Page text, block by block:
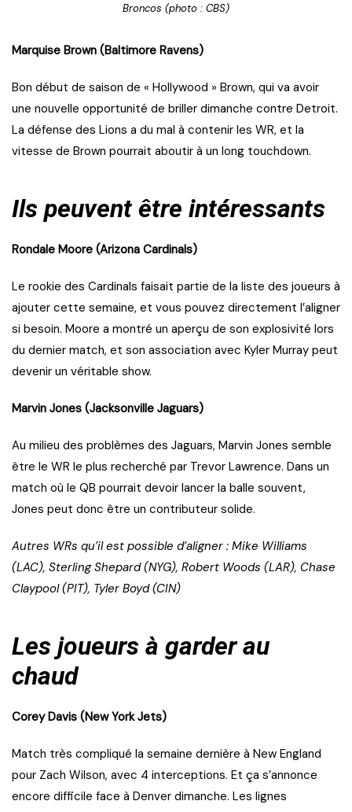
Broncos (photo : CBS)
Marquise Brown (Baltimore Ravens)
Bon début de saison de « Hollywood » Brown, qui va avoir
une nouvelle opportunité de briller dimanche contre Detroit.
La défense des Lions a du mal à contenir les WR, et la
vitesse de Brown pourrait aboutir à un long touchdown.
Ils peuvent être intéressants
Rondale Moore (Arizona Cardinals)
Le rookie des Cardinals faisait partie de la liste des joueurs à
ajouter cette semaine, et vous pouvez directement l’aligner
si besoin. Moore a montré un aperçu de son explosivité lors
du dernier match, et son association avec Kyler Murray peut
devenir un véritable show.
Marvin Jones (Jacksonville Jaguars)
Au milieu des problèmes des Jaguars, Marvin Jones semble
être le WR le plus recherché par Trevor Lawrence. Dans un
match où le QB pourrait devoir lancer la balle souvent,
Jones peut donc être un contributeur solide.
Autres WRs qu’il est possible d’aligner : Mike Williams
(LAC), Sterling Shepard (NYG), Robert Woods (LAR), Chase
Claypool (PIT), Tyler Boyd (CIN)
Les joueurs à garder au
chaud
Corey Davis (New York Jets)
Match très compliqué la semaine dernière à New England
pour Zach Wilson, avec 4 interceptions. Et ça s’annonce
encore difficile face à Denver dimanche. Les lignes